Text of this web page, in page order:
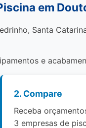
em
Santa
e
2. Compare
Receba
3 empresas de